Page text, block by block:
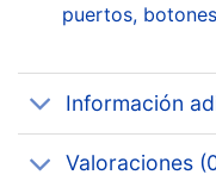
puertos,
Información
Valoraciones